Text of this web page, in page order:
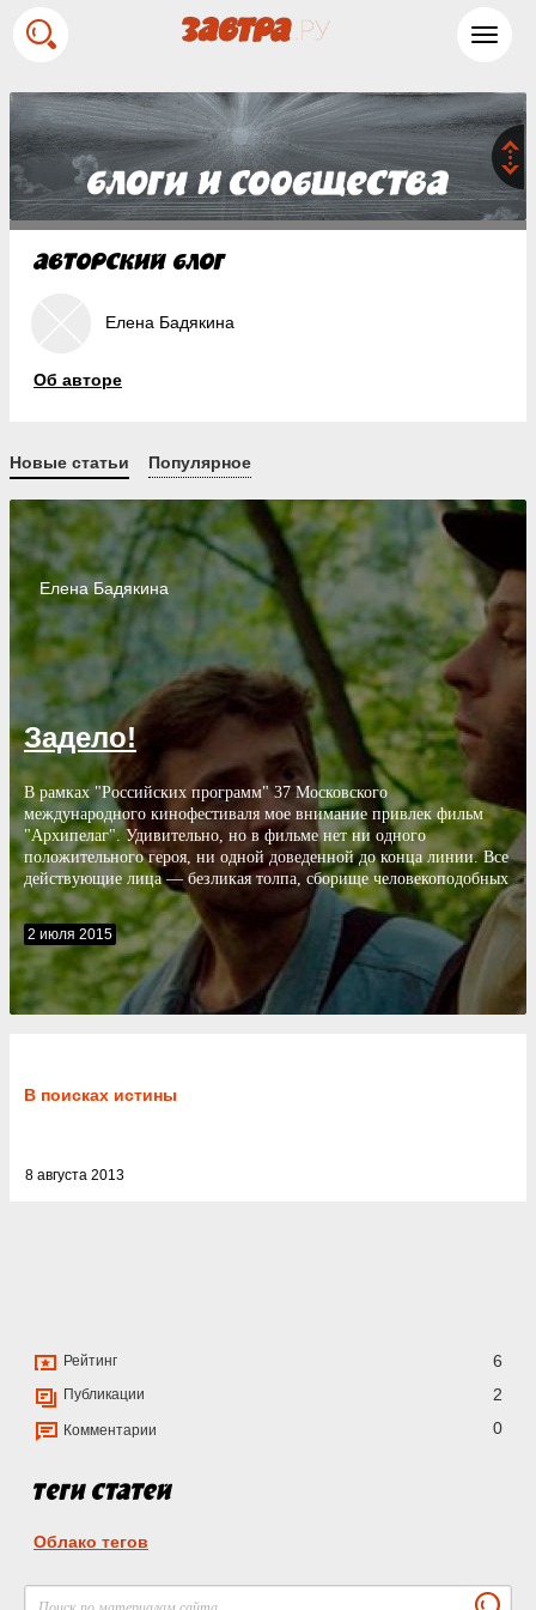
Елена Бадякина
Об авторе
Новые статьи Популярное
ЕленаБадякина
Задело!
В рамках "Российских программ" 37 Московского
международного кинофестиваля мое внимание привлек фильм
"Архипелаг". Удивительно, но в фильме нет ни одного
положительного героя, ни одной доведенной до конца линии. Все
действующие лица — безликая толпа, сборище человекоподобных
существ, живущих в российской глубинке: в селе или небольшом
городе под названием Архипки.
2 июля 2015
В поисках истины
8 августа 2013
Рейтинг 6
Публикации 2
Комментарии 0
Облако тегов